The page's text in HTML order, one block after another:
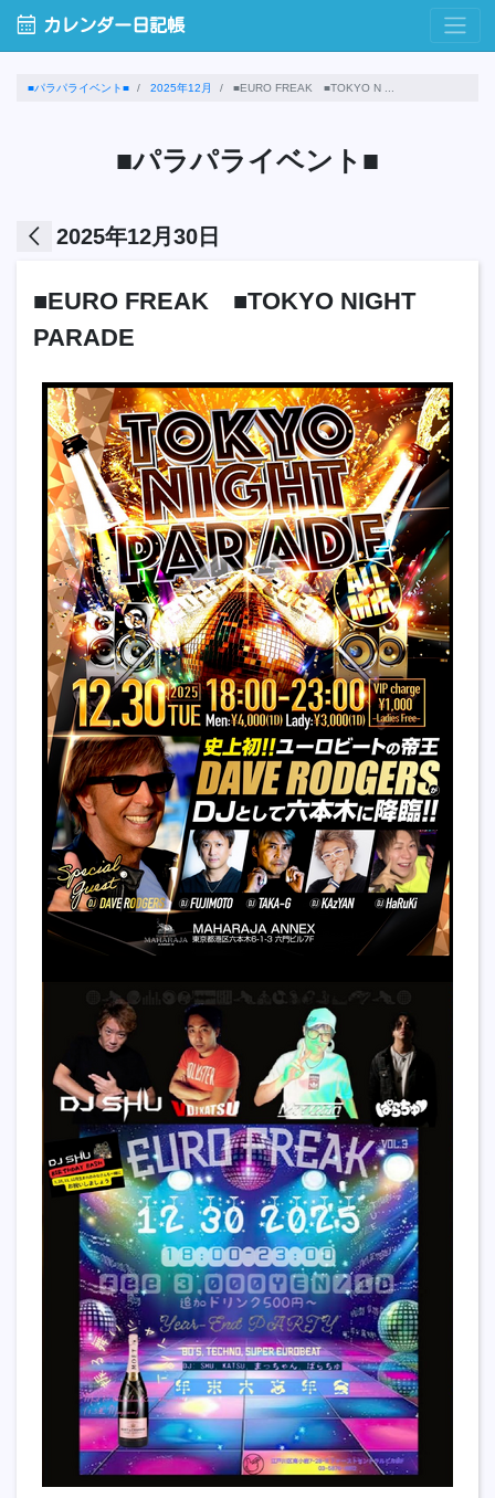
calendar_month カレンダー日記帳
■パラパライベント■ 2025年12月 ■EURO FREAK ■TOKYO N ...
■パラパライベント■
arrow_back_ios 2025年12月30日
■EURO FREAK ■TOKYO NIGHT
PARADE